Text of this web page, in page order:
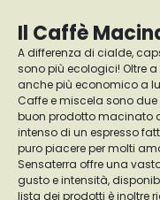
Il Caffè
A differenza di cialde,
sono più ecologici! Oltre
anche più economico a
Caffe e miscela sono
buon prodotto macinato
intenso di un espresso
puro piacere per molti
Sensaterra offre una
gusto e intensità,
lista dei prodotti è inoltre